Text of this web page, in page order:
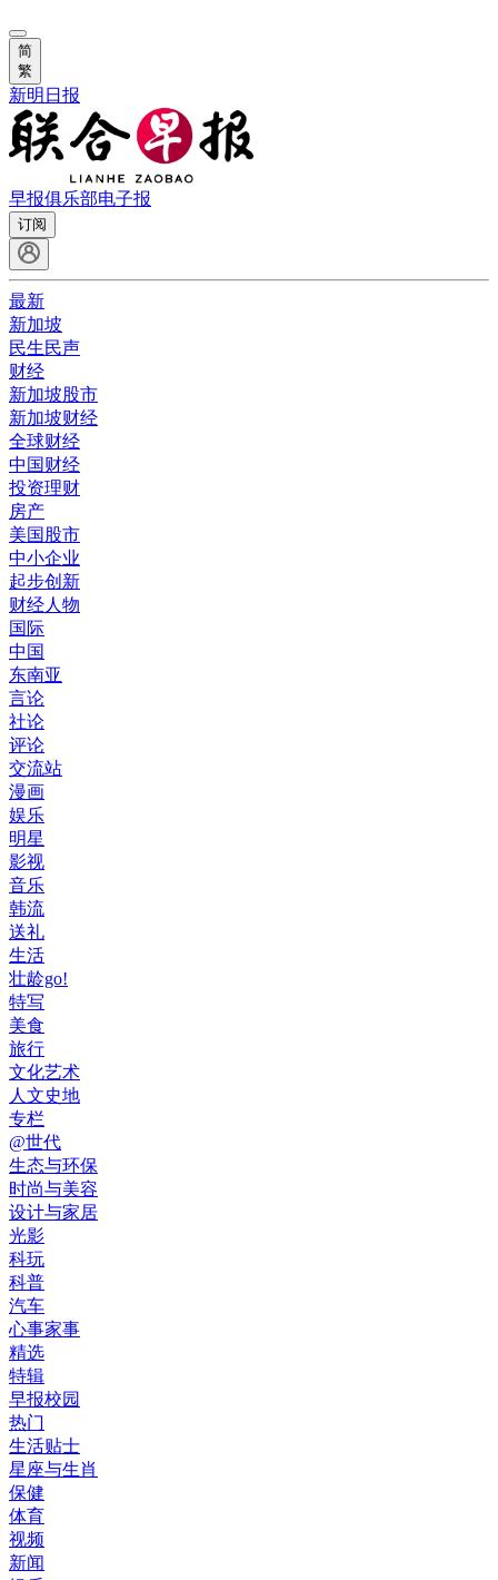
简
繁
新明日报
早报俱乐部电子报
订阅
最新
新加坡
民生民声
财经
新加坡股市
新加坡财经
全球财经
中国财经
投资理财
房产
美国股市
中小企业
起步创新
财经人物
国际
中国
东南亚
言论
社论
评论
交流站
漫画
娱乐
明星
影视
音乐
韩流
送礼
生活
壮龄go!
特写
美食
旅行
文化艺术
人文史地
专栏
@世代
生态与环保
时尚与美容
设计与家居
光影
科玩
科普
汽车
心事家事
精选
特辑
早报校园
热门
生活贴士
星座与生肖
保健
体育
视频
新闻